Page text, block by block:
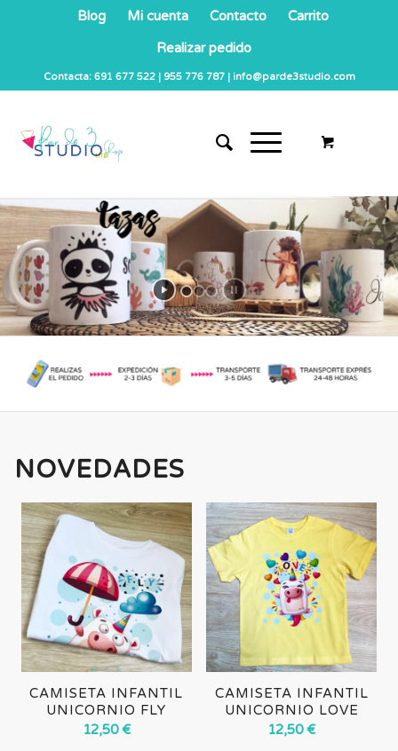
Blog Mi cuenta Contacto
Carrito
Realizar pedido
Contacta: 691 677 522 | 955 776 787 | info@parde3studio.com
NOVEDADES
CAMISETA INFANTIL
UNICORNIO FLY
12,50€
CAMISETA INFANTIL
UNICORNIO LOVE
12,50€